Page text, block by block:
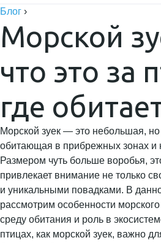
Блог ›
Морской
что это за
где
Морской зуек — это небольшая, но
обитающая в прибрежных зонах и
Размером чуть больше воробья,
привлекает внимание не только
и уникальными повадками. В
рассмотрим особенности
среду обитания и роль в
птицах, как морской зуек, важно